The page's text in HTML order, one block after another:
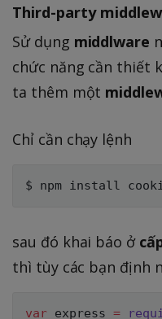
Third-party
Sử dụng middlware
chức năng cần thiết
ta thêm một
Chỉ cần chạy lệnh
sau đó khai báo ở
thì tùy các bạn định
var express =